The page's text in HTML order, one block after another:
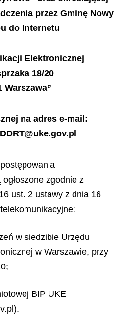
przez Gminę Nowy
do Internetu
Elektronicznej
18/20
Warszawa”
na adres e-mail:
zgodnie z
ust. 2 ustawy z dnia 16
w siedzibie Urzędu
w Warszawie, przy
BIP UKE